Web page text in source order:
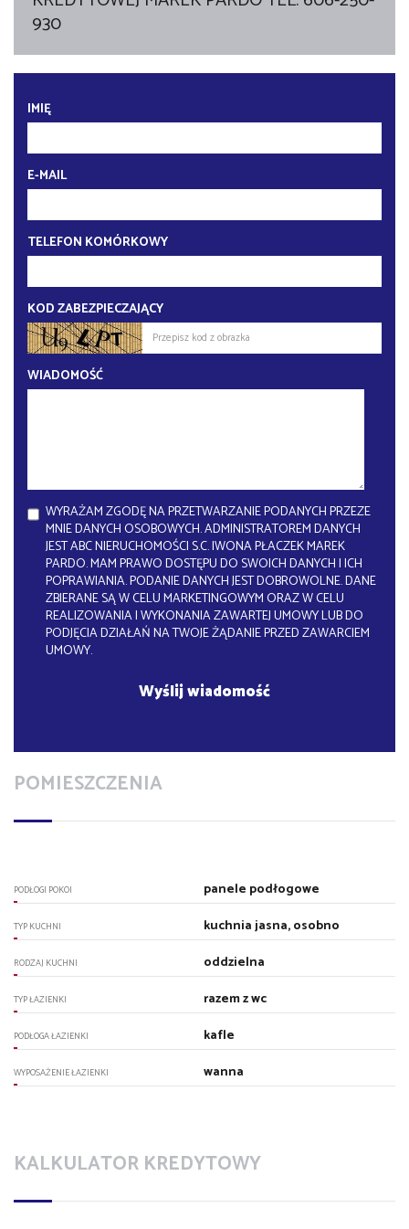
930
IMIĘ
E-MAIL
TELEFON KOMÓRKOWY
KOD ZABEZPIECZAJĄCY
WIADOMOŚĆ
WYRAŻAM ZGODĘ NA PRZETWARZANIE PODANYCH PRZEZE
MNIE DANYCH OSOBOWYCH. ADMINISTRATOREM DANYCH
JEST ABC NIERUCHOMOŚCI S.C. IWONA PŁACZEK MAREK
PARDO. MAM PRAWO DOSTĘPU DO SWOICH DANYCH I ICH
POPRAWIANIA. PODANIE DANYCH JEST DOBROWOLNE. DANE
ZBIERANE SĄ W CELU MARKETINGOWYM ORAZ W CELU
REALIZOWANIA I WYKONANIA ZAWARTEJ UMOWY LUB DO
PODJĘCIA DZIAŁAŃ NA TWOJE ŻĄDANIE PRZED ZAWARCIEM
UMOWY.
POMIESZCZENIA
PODŁOGI POKOI panele podłogowe
TYP KUCHNI kuchnia jasna, osobno
RODZAJ KUCHNI oddzielna
TYP ŁAZIENKI razem z wc
PODŁOGA ŁAZIENKI kafle
WYPOSAŻENIE ŁAZIENKI wanna
KALKULATOR KREDYTOWY